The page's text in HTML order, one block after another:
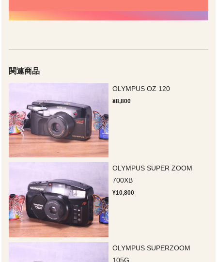
関連商品
OLYMPUS OZ 120
¥8,800
OLYMPUS SUPER ZOOM
700XB
¥10,800
OLYMPUS SUPERZOOM
105G